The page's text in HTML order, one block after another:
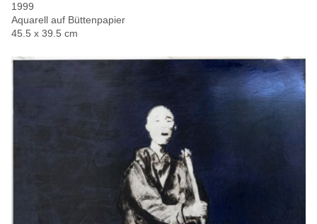
1999
Aquarell auf Büttenpapier
45.5 x 39.5 cm